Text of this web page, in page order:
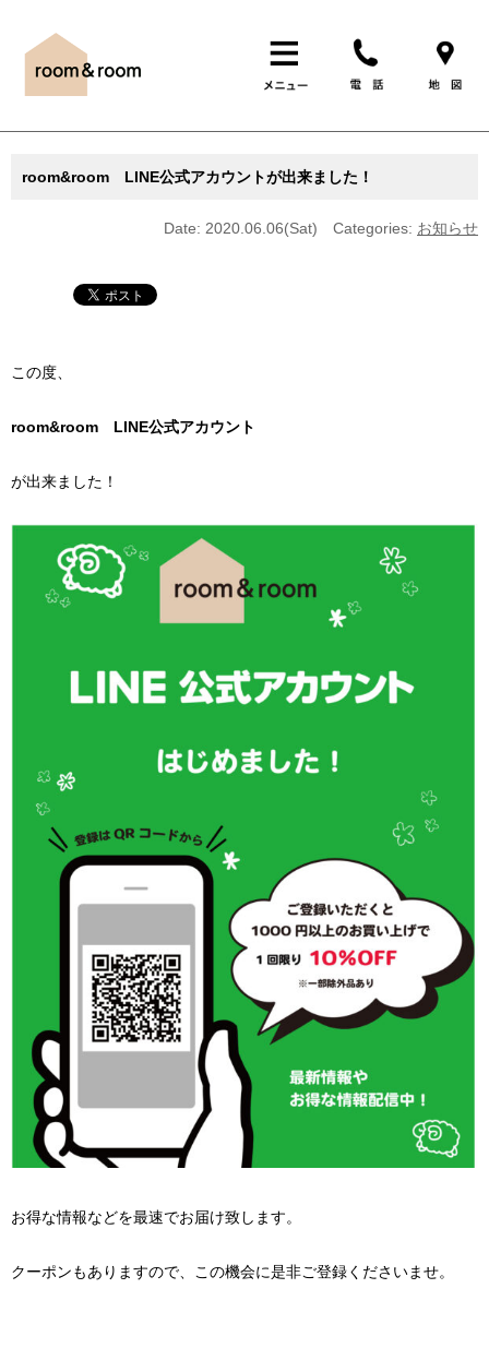
room&room LINE公式アカウントが出来ました！
Date: 2020.06.06(Sat) Categories: お知らせ
この度、
room&room LINE公式アカウント
が出来ました！
お得な情報などを最速でお届け致します。
クーポンもありますので、この機会に是非ご登録くださいませ。